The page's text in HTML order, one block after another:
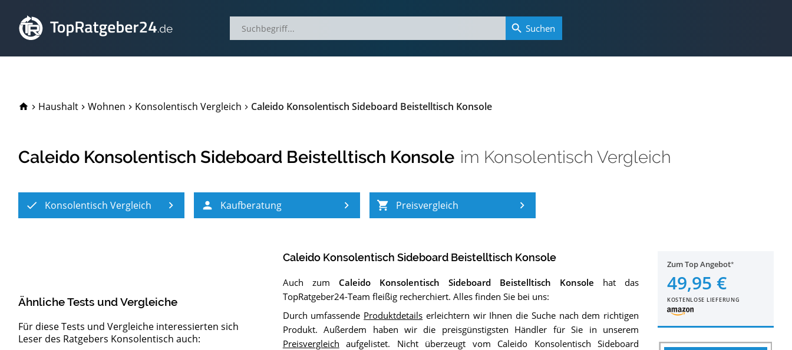
TopRatgeber24.de
Haushalt Wohnen Konsolentisch Vergleich Caleido Konsolentisch Sideboard Beistelltisch Konsole
Caleido Konsolentisch Sideboard Beistelltisch Konsole im Konsolentisch Vergleich
Konsolentisch Vergleich Kaufberatung Preisvergleich
Ähnliche Tests und Vergleiche
Für diese Tests und Vergleiche interessierten sich
Leser des Ratgebers Konsolentisch auch:
Zum Top Angebot
49,95 €
KOSTENLOSE LIEFERUNG
Caleido Konsolentisch Sideboard Beistelltisch Konsole
Auch zum Caleido Konsolentisch Sideboard Beistelltisch Konsole hat das
TopRatgeber24-Team fleißig recherchiert. Alles finden Sie bei uns:
Durch umfassende Produktdetails erleichtern wir Ihnen die Suche nach dem richtigen
Produkt. Außerdem haben wir die preisgünstigsten Händler für Sie in unserem
Preisvergleich aufgelistet. Nicht überzeugt vom Caleido Konsolentisch Sideboard
Suchen